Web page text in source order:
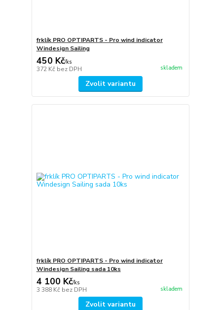
frklík PRO OPTIPARTS - Pro wind indicator
Windesign Sailing
450 Kč/ks
372 Kč bez DPH skladem
Zvolit variantu
frklík PRO OPTIPARTS - Pro wind indicator
Windesign Sailing sada 10ks
4 100 Kč/ks
3 388 Kč bez DPH skladem
Zvolit variantu